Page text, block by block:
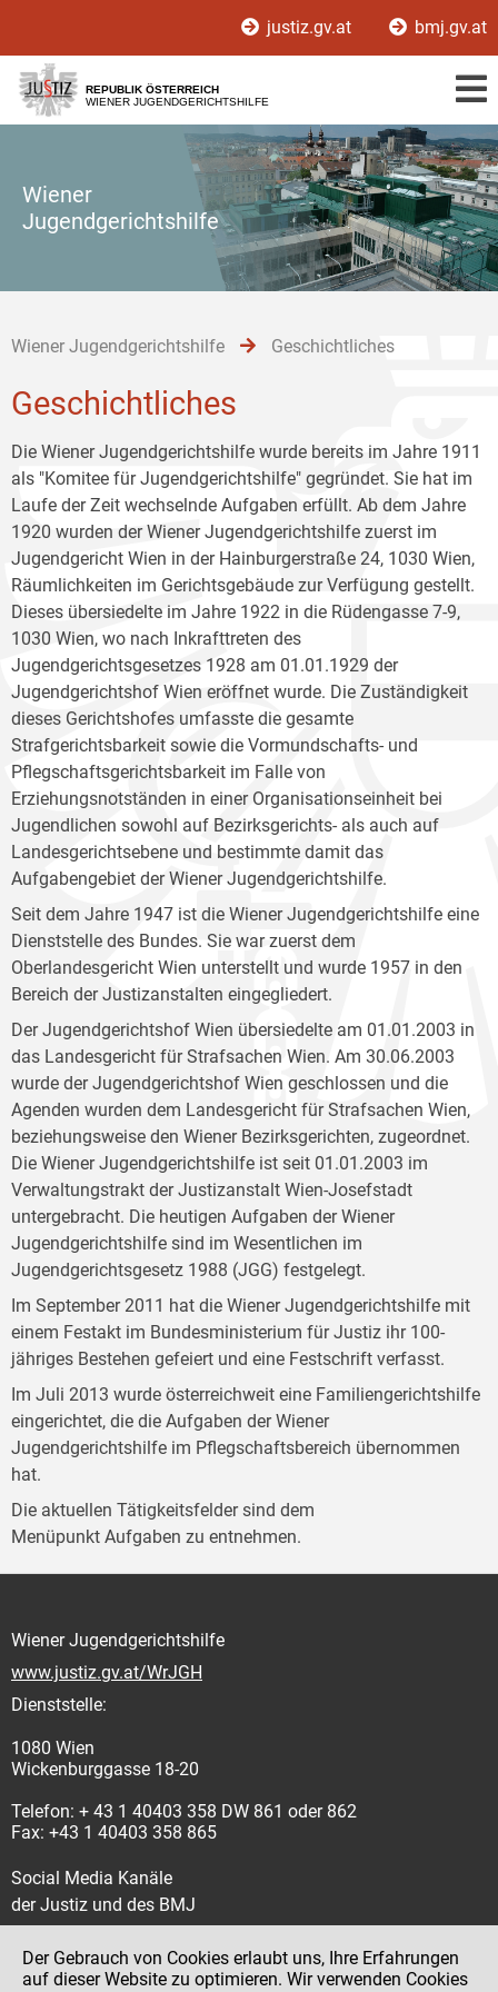
[1]
[2]
[3]
justiz.gv.at bmj.gv.at
REPUBLIK ÖSTERREICH
WIENER JUGENDGERICHTSHILFE
Wiener
Jugendgerichtshilfe
Wiener Jugendgerichtshilfe Geschichtliches
Geschichtliches
Die Wiener Jugendgerichtshilfe wurde bereits im Jahre 1911
als "Komitee für Jugendgerichtshilfe" gegründet. Sie hat im
Laufe der Zeit wechselnde Aufgaben erfüllt. Ab dem Jahre
1920 wurden der Wiener Jugendgerichtshilfe zuerst im
Jugendgericht Wien in der Hainburgerstraße 24, 1030 Wien,
Räumlichkeiten im Gerichtsgebäude zur Verfügung gestellt.
Dieses übersiedelte im Jahre 1922 in die Rüdengasse 7-9,
1030 Wien, wo nach Inkrafttreten des
Jugendgerichtsgesetzes 1928 am 01.01.1929 der
Jugendgerichtshof Wien eröffnet wurde. Die Zuständigkeit
dieses Gerichtshofes umfasste die gesamte
Strafgerichtsbarkeit sowie die Vormundschafts- und
Pflegschaftsgerichtsbarkeit im Falle von
Erziehungsnotständen in einer Organisationseinheit bei
Jugendlichen sowohl auf Bezirksgerichts- als auch auf
Landesgerichtsebene und bestimmte damit das
Aufgabengebiet der Wiener Jugendgerichtshilfe.
Seit dem Jahre 1947 ist die Wiener Jugendgerichtshilfe eine
Dienststelle des Bundes. Sie war zuerst dem
Oberlandesgericht Wien unterstellt und wurde 1957 in den
Bereich der Justizanstalten eingegliedert.
Der Jugendgerichtshof Wien übersiedelte am 01.01.2003 in
das Landesgericht für Strafsachen Wien. Am 30.06.2003
wurde der Jugendgerichtshof Wien geschlossen und die
Agenden wurden dem Landesgericht für Strafsachen Wien,
beziehungsweise den Wiener Bezirksgerichten, zugeordnet.
Die Wiener Jugendgerichtshilfe ist seit 01.01.2003 im
Verwaltungstrakt der Justizanstalt Wien-Josefstadt
untergebracht. Die heutigen Aufgaben der Wiener
Jugendgerichtshilfe sind im Wesentlichen im
Jugendgerichtsgesetz 1988 (JGG) festgelegt.
Im September 2011 hat die Wiener Jugendgerichtshilfe mit
einem Festakt im Bundesministerium für Justiz ihr 100-
jähriges Bestehen gefeiert und eine Festschrift verfasst.
Im Juli 2013 wurde österreichweit eine Familiengerichtshilfe
eingerichtet, die die Aufgaben der Wiener
Jugendgerichtshilfe im Pflegschaftsbereich übernommen
hat.
Die aktuellen Tätigkeitsfelder sind dem
Menüpunkt Aufgaben zu entnehmen.
Wiener Jugendgerichtshilfe
www.justiz.gv.at/WrJGH
Dienststelle:
1080 Wien
Wickenburggasse 18-20
Telefon: + 43 1 40403 358 DW 861 oder 862
Fax: +43 1 40403 358 865
Social Media Kanäle
der Justiz und des BMJ
Der Gebrauch von Cookies erlaubt uns, Ihre Erfahrungen
auf dieser Website zu optimieren. Wir verwenden Cookies